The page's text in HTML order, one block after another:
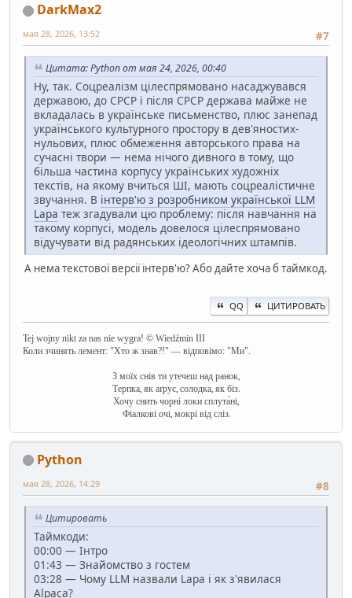
DarkMax2
#7
мая 28, 2026, 13:52
Цитата: Python от мая 24, 2026, 00:40
Ну, так. Соцреалізм цілеспрямовано насаджувався
державою, до СРСР і після СРСР держава майже не
вкладалась в українське письменство, плюс занепад
українського культурного простору в дев'яностих-
нульових, плюс обмеження авторського права на
сучасні твори — нема нічого дивного в тому, що
більша частина корпусу українських художніх
текстів, на якому вчиться ШІ, мають соцреалістичне
звучання. В інтерв'ю з розробником української LLM
Lapa теж згадували цю проблему: після навчання на
такому корпусі, модель довелося цілеспрямовано
відучувати від радянських ідеологічних штампів.
А нема текстової версії інтерв'ю? Або дайте хоча б таймкод.
QQ ЦИТИРОВАТЬ
Tej wojny nikt za nas nie wygra! © Wiedźmin III
Коли зчинять лемент: "Хто ж знав?!" — відповімо: "Ми".
З моїх снів ти утечеш над ранок,
Терпка, як аґрус, солодка, як біз.
Хочу снить чорні локи сплута́ні,
Фіалкові очі, мокрі від сліз.
Python
#8
мая 28, 2026, 14:29
Цитировать
Таймкоди:
00:00 — Інтро
01:43 — Знайомство з гостем
03:28 — Чому LLM назвали Lapa і як з'явилася
Alpaca?